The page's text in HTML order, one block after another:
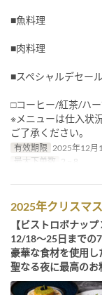
■魚料理
■肉料理
■スペシャルデセー
□コーヒー/紅茶/ハー
※メニューは仕入状
ご了承ください。
有效期限 2025年12月
最大下单数 2 ~ 8
2025年クリスマ
【ビストロボナッ
12/18～25日までの
豪華な食材を使用し
聖なる夜に最高のお